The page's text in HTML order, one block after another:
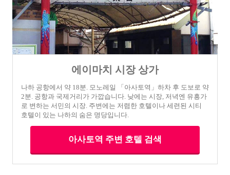
에이마치 시장 상가
나하 공항에서 약 18분. 모노레일 「아사토역」하차 후 도보로 약
2분. 공항과 국제거리가 가깝습니다. 낮에는 시장, 저녁엔 유흥가
로 변하는 서민의 시장. 주변에는 저렴한 호텔이나 세련된 시티
호텔이 있는 나하의 숨은 명당입니다.
아사토역 주변 호텔 검색